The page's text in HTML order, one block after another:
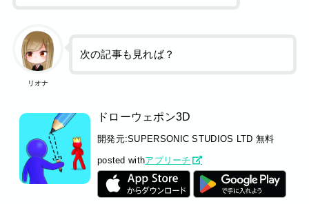
リオナ
次の記事も見れば？
ドローウェポン3D
開発元:SUPERSONIC STUDIOS LTD 無料
posted withアプリーチ